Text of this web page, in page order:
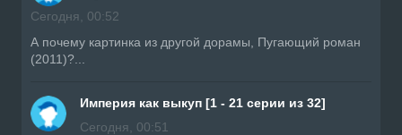
Сегодня, 00:52
А почему картинка из другой дорамы, Пугающий роман
(2011)?...
Империя как выкуп [1 - 21 серии из 32]
Сегодня, 00:51